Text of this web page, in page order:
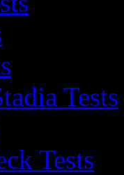
Tests
Tests